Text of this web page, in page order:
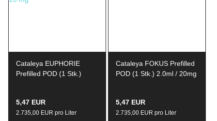
Cataleya EUPHORIE
Prefilled POD (1 Stk.)
5,47 EUR
2.735,00 EUR pro Liter
Cataleya FOKUS Prefilled
POD (1 Stk.) 2.0ml / 20mg
5,47 EUR
2.735,00 EUR pro Liter